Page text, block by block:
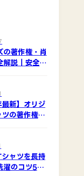
の著作権・肖
解説｜安全に
新】オリジ
の著作権は
ャツを長持
濯のコツ5選